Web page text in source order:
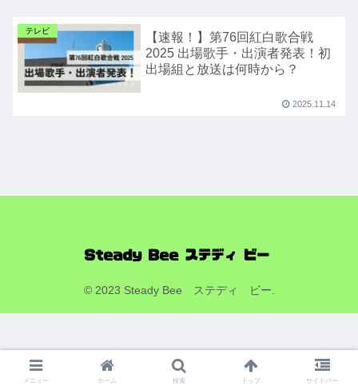
テレビ
【速報！】第76回紅白歌合戦
2025 出場歌手・出演者発表！初
出場組と放送は何時から？
2025.11.14
© 2023 Steady Bee ステディ ビー.
メニュー ホーム 検索 トップ サイドバー